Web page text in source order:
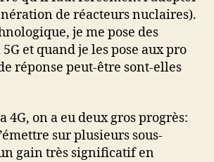
de réacteurs nuclaires).
je me pose des
et quand je les pose aux pro
réponse peut-être sont-elles
4G, on a eu deux gros progrès:
sur plusieurs sous-
gain très significatif en